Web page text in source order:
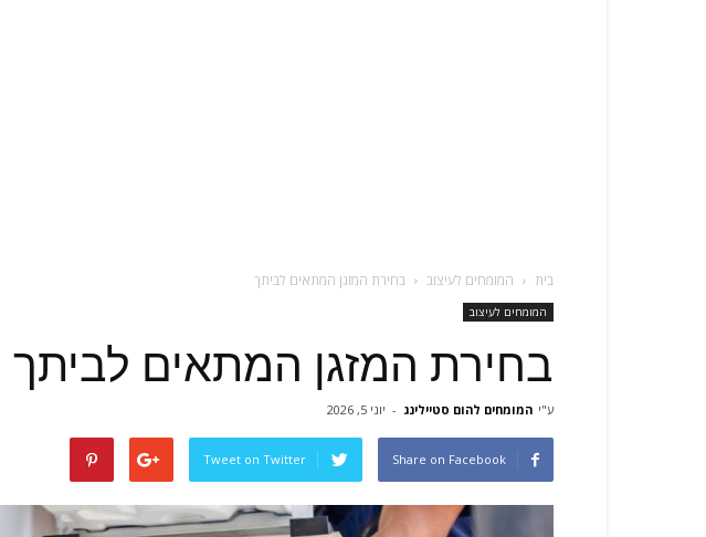
בית המומחים לעיצוב בחירת המזגן המתאים לביתך
המומחים לעיצוב
בחירת המזגן המתאים לביתך
ע"י המומחים להום סטיילינג - יוני 5, 2026
Share on Facebook
Tweet on Twitter